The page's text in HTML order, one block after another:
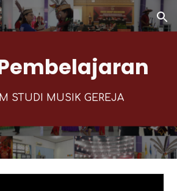
Skip to navigation
STUDI MUSIK GEREJA